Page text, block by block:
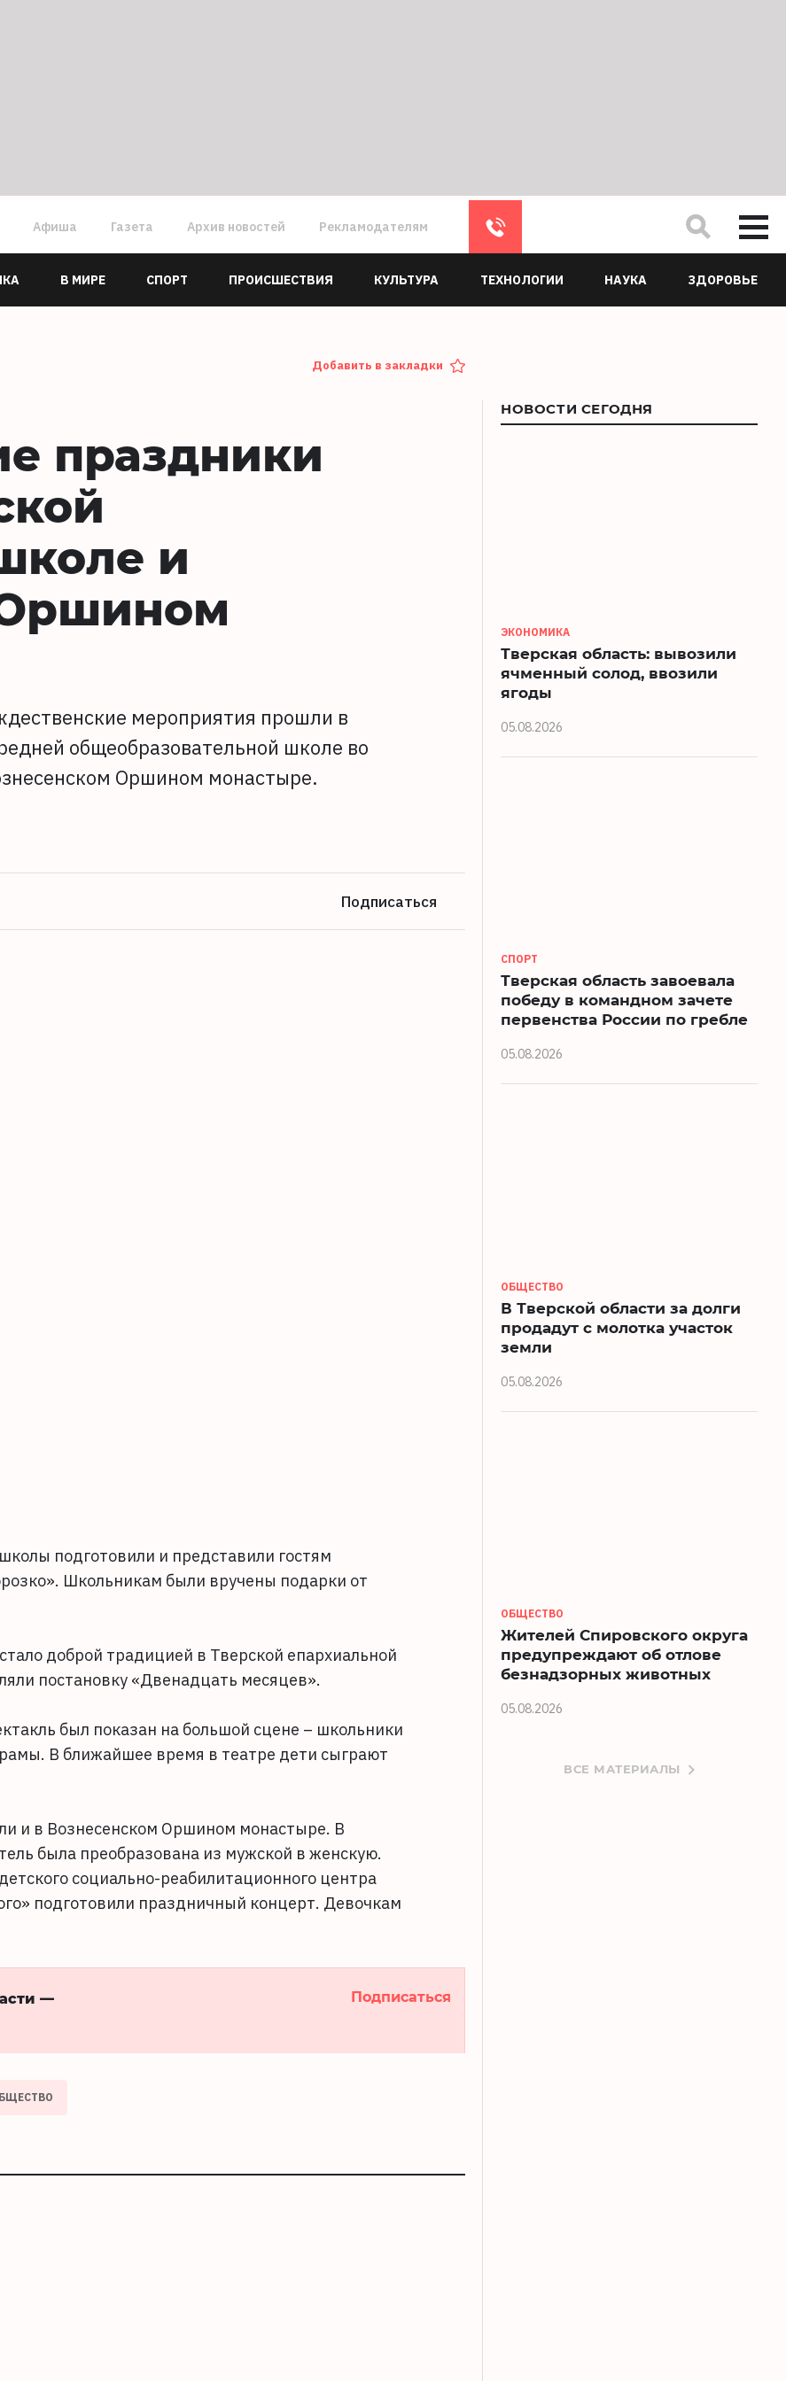
Афиша Газета Архив новостей Рекламодателям
В МИРЕ СПОРТ ПРОИСШЕСТВИЯ КУЛЬТУРА ТЕХНОЛОГИИ НАУКА ЗДОРОВЬЕ
Добавить в закладки
праздники
и
мероприятия прошли в
общеобразовательной школе во
Оршином монастыре.
Подписаться
подготовили и представили гостям
Школьникам были вручены подарки от
доброй традицией в Тверской епархиальной
постановку «Двенадцать месяцев».
был показан на большой сцене – школьники
В ближайшее время в театре дети сыграют
и в Вознесенском Оршином монастыре. В
была преобразована из мужской в женскую.
социально-реабилитационного центра
подготовили праздничный концерт. Девочкам
—
Подписаться
НОВОСТИ СЕГОДНЯ
ЭКОНОМИКА
Тверская область: вывозили
ячменный солод, ввозили
ягоды
05.08.2026
СПОРТ
Тверская область завоевала
победу в командном зачете
первенства России по гребле
05.08.2026
ОБЩЕСТВО
В Тверской области за долги
продадут с молотка участок
земли
05.08.2026
ОБЩЕСТВО
Жителей Спировского округа
предупреждают об отлове
безнадзорных животных
05.08.2026
ВСЕ МАТЕРИАЛЫ